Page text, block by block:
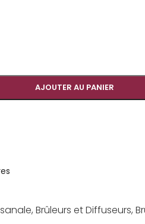
AJOUTER AU PANIER
, Brûleurs et Diffuseurs,